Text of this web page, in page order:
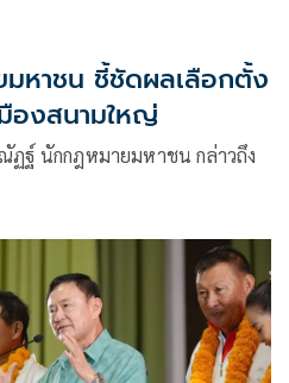
หาชน ชี้ชัดผลเลือกตั้ง
องสนามใหญ่
ฏฐ์ นักกฎหมายมหาชน กล่าวถึง